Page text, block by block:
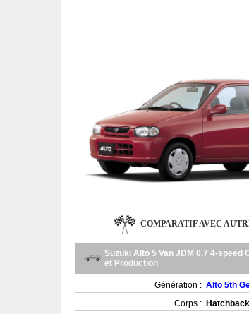
COMPARATIF AVEC
Suzuki Alto 5 Van JDM 0.7 4-speed
et Production
Génération : Alto 5th
Corps : Hatchback